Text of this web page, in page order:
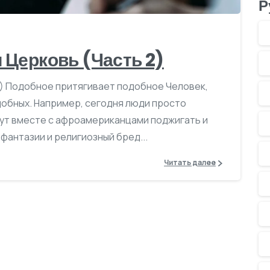
(Часть 2)
притягивает подобное Человек,
Например, сегодня люди просто
вместе с афроамериканцами поджигать и
и религиозный бред...
Читать далее